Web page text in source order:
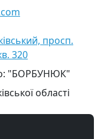
просп.
320
"БОРБУНЮК"
області